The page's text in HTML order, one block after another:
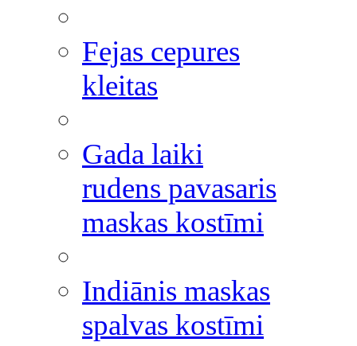
Fejas cepures
kleitas
Gada laiki
rudens pavasaris
maskas kostīmi
Indiānis maskas
spalvas kostīmi